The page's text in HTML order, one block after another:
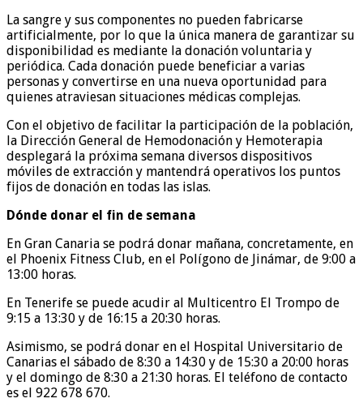
La sangre y sus componentes no pueden fabricarse
artificialmente, por lo que la única manera de garantizar su
disponibilidad es mediante la donación voluntaria y
periódica. Cada donación puede beneficiar a varias
personas y convertirse en una nueva oportunidad para
quienes atraviesan situaciones médicas complejas.
Con el objetivo de facilitar la participación de la población,
la Dirección General de Hemodonación y Hemoterapia
desplegará la próxima semana diversos dispositivos
móviles de extracción y mantendrá operativos los puntos
fijos de donación en todas las islas.
Dónde donar el fin de semana
En Gran Canaria se podrá donar mañana, concretamente, en
el Phoenix Fitness Club, en el Polígono de Jinámar, de 9:00 a
13:00 horas.
En Tenerife se puede acudir al Multicentro El Trompo de
9:15 a 13:30 y de 16:15 a 20:30 horas.
Asimismo, se podrá donar en el Hospital Universitario de
Canarias el sábado de 8:30 a 14:30 y de 15:30 a 20:00 horas
y el domingo de 8:30 a 21:30 horas. El teléfono de contacto
es el 922 678 670.